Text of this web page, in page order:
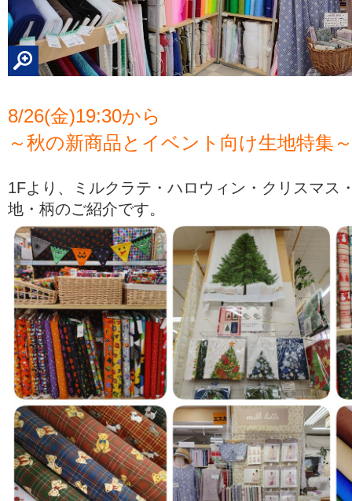
8/26(金)19:30から
～秋の新商品とイベント向け生地特集～
1Fより、ミルクラテ・ハロウィン・クリスマス
地・柄のご紹介です。